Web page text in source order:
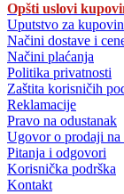
Opšti uslovi
Uputstvo za
Načini dostave i
Načini plaćanja
Politika privatnosti
Zaštita korisničih
Reklamacije
Pravo na odustanak
Ugovor o prodaji na
Pitanja i odgovori
Korisnička podrška
Kontakt